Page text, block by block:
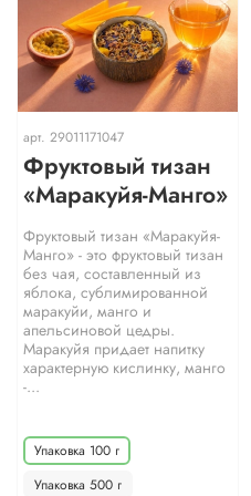
арт. 29011171047
Фруктовый тизан
«Маракуйя-Манго»
Фруктовый тизан «Маракуйя-
Манго» - это фруктовый тизан
без чая, составленный из
яблока, сублимированной
маракуйи, манго и
апельсиновой цедры.
Маракуйя придает напитку
характерную кислинку, манго
-...
Упаковка 100 г
Упаковка 500 г